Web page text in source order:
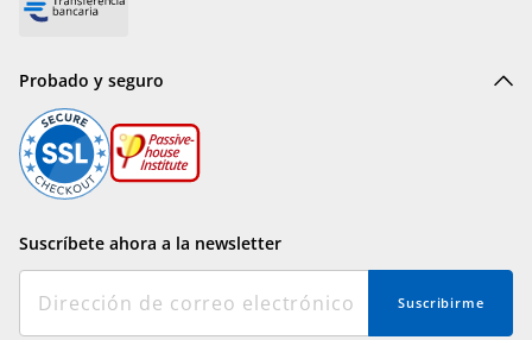
Probado y seguro
Suscríbete ahora a la newsletter
Suscribirme